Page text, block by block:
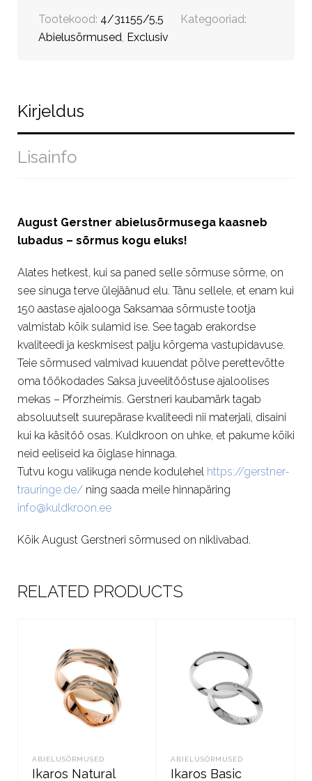
Tootekood: 4/31155/5,5
Kategooriad:
Abielusõrmused, Exclusiv
Kirjeldus
Lisainfo
August Gerstner abielusõrmusega kaasneb
lubadus – sõrmus kogu eluks!
Alates hetkest, kui sa paned selle sõrmuse sõrme, on
see sinuga terve ülejäänud elu. Tänu sellele, et enam kui
150 aastase ajalooga Saksamaa sõrmuste tootja
valmistab kõik sulamid ise. See tagab erakordse
kvaliteedi ja keskmisest palju kõrgema vastupidavuse.
Teie sõrmused valmivad kuuendat põlve perettevõtte
oma töökodades Saksa juveelitööstuse ajaloolises
mekas – Pforzheimis. Gerstneri kaubamärk tagab
absoluutselt suurepärase kvaliteedi nii materjali, disaini
kui ka käsitöö osas. Kuldkroon on uhke, et pakume kõiki
neid eeliseid ka õiglase hinnaga.
Tutvu kogu valikuga nende kodulehel https://gerstner-
trauringe.de/ ning saada meile hinnapäring
info@kuldkroon.ee
Kõik August Gerstneri sõrmused on niklivabad.
RELATED PRODUCTS
ABIELUSÕRMUSED
Ikaros Natural
ABIELUSÕRMUSED
Ikaros Basic